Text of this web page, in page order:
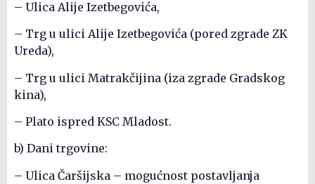
– Ulica Alije Izetbegovića,
– Trg u ulici Alije Izetbegovića (pored zgrade ZK
Ureda),
– Trg u ulici Matrakčijina (iza zgrade Gradskog
kina),
– Plato ispred KSC Mladost.
b) Dani trgovine:
– Ulica Čaršijska – mogućnost postavljanja